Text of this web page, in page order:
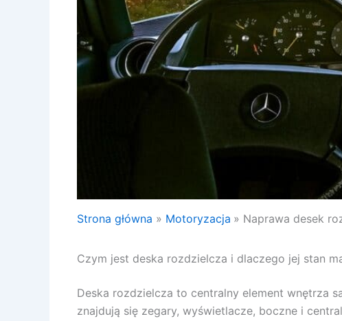
Strona główna Motoryzacja Naprawa desek
Czym jest deska rozdzielcza i dlaczego jej stan
Deska rozdzielcza to centralny element wnętrza
znajdują się zegary, wyświetlacze, boczne i